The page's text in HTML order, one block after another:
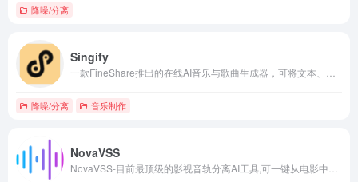
降噪/分离
Singify
降噪/分离 音乐制作
NovaVSS